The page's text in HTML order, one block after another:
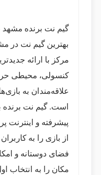
گیم نت برنده مشهد
بهترین گیم نت در
مرکز با ارائه
کنسولی، محیطی
علاقه‌مندان به
است. گیم نت برنده
پیشرفته و اینترنت
از بازی را به
فضای دوستانه و
مکان را به انتخاب